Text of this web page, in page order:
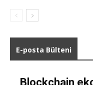
E-posta Bülteni
Blockchain